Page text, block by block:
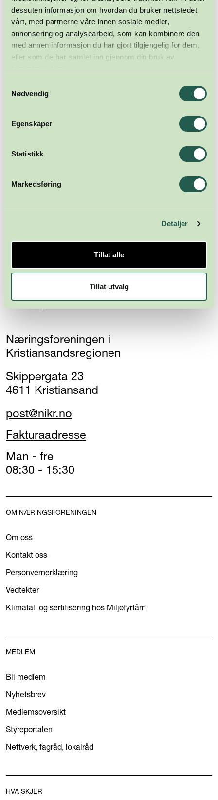
dessuten informasjon om hvordan du bruker nettstedet
vårt, med partnerne våre innen sosiale medier,
annonsering og analysearbeid, som kan kombinere den
med annen informasjon du har gjort tilgjengelig for dem,
eller som de har samlet inn gjennom din bruk av
Nødvendig
Egenskaper
Statistikk
Markedsføring
Detaljer
Tillat alle
Tillat utvalg
Meld deg på nyhetsbrevet
Abonner
Næringsforeningen i
Kristiansandsregionen
Skippergata 23
4611 Kristiansand
post@nikr.no
Fakturaadresse
Man - fre
08:30 - 15:30
OM NÆRINGSFORENINGEN
Om oss
Kontakt oss
Personvernerklæring
Vedtekter
Klimatall og sertifisering hos Miljøfyrtårn
MEDLEM
Bli medlem
Nyhetsbrev
Medlemsoversikt
Styreportalen
Nettverk, fagråd, lokalråd
HVA SKJER